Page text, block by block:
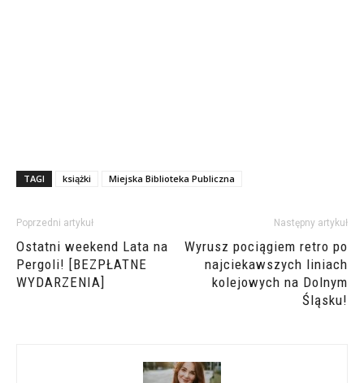
TAGI książki Miejska Biblioteka Publiczna
Poprzedni artykuł
Ostatni weekend Lata na
Pergoli! [BEZPŁATNE
WYDARZENIA]
Następny artykuł
Wyrusz pociągiem retro po
najciekawszych liniach
kolejowych na Dolnym
Śląsku!